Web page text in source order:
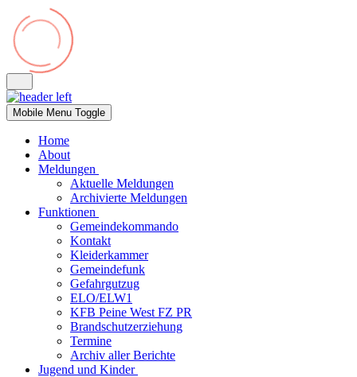
Mobile Menu Toggle
Home
About
Meldungen
Aktuelle Meldungen
Archivierte Meldungen
Funktionen
Gemeindekommando
Kontakt
Kleiderkammer
Gemeindefunk
Gefahrgutzug
ELO/ELW1
KFB Peine West FZ PR
Brandschutzerziehung
Termine
Archiv aller Berichte
Jugend und Kinder